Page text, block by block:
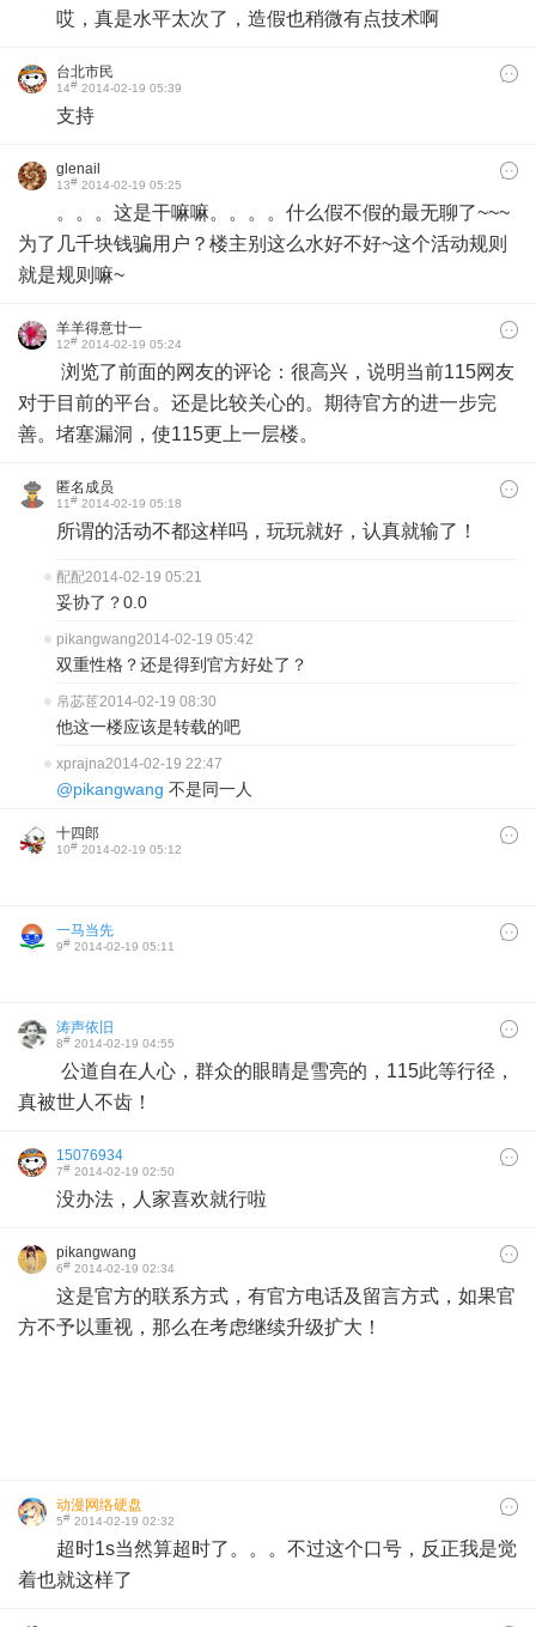
哎，真是水平太次了，造假也稍微有点技术啊
台北市民
14# 2014-02-19 05:39
支持
glenail
13# 2014-02-19 05:25
。。。这是干嘛嘛。。。。什么假不假的最无聊了~~~
为了几千块钱骗用户？楼主别这么水好不好~这个活动规则
就是规则嘛~
羊羊得意廿一
12# 2014-02-19 05:24
浏览了前面的网友的评论：很高兴，说明当前115网友
对于目前的平台。还是比较关心的。期待官方的进一步完
善。堵塞漏洞，使115更上一层楼。
匿名成员
11# 2014-02-19 05:18
所谓的活动不都这样吗，玩玩就好，认真就输了！​
配配2014-02-19 05:21
妥协了？0.0
pikangwang2014-02-19 05:42
双重性格？还是得到官方好处了？
帛苾茝2014-02-19 08:30
他这一楼应该是转载的吧
xprajna2014-02-19 22:47
@pikangwang 不是同一人
十四郎
10# 2014-02-19 05:12
一马当先
9# 2014-02-19 05:11
涛声依旧
8# 2014-02-19 04:55
公道自在人心，群众的眼睛是雪亮的，115此等行径，
真被世人不齿！
15076934
7# 2014-02-19 02:50
没办法，人家喜欢就行啦
pikangwang
6# 2014-02-19 02:34
这是官方的联系方式，有官方电话及留言方式，如果官
方不予以重视，那么在考虑继续升级扩大！
动漫网络硬盘
5# 2014-02-19 02:32
超时1s当然算超时了。。。不过这个口号，反正我是觉
着也就这样了